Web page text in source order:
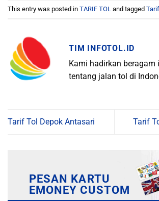
This entry was posted in TARIF TOL and tagged
TIM INFOTOL.ID
Kami hadirkan beragam
tentang jalan tol di
Tarif Tol Depok Antasari Tarif
PESAN KARTU
EMONEY CUSTOM